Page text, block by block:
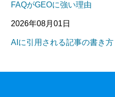
FAQがGEOに強い理由
2026年08月01日
AIに引用される記事の書き方